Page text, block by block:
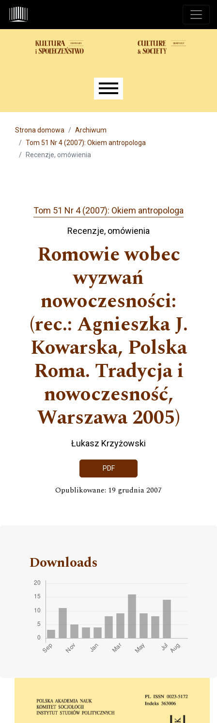
Przejdź do głównego menu
Przejdź do sekcji głównej
Przejdź do stopki
Main menu
Strona domowa
Archiwum
Tom 51 Nr 4 (2007): Okiem antropologa
Recenzje, omówienia
Tom 51 Nr 4 (2007): Okiem antropologa
Recenzje, omówienia
Romowie wobec
wyzwań
nowoczesności:
(rec.: Agnieszka J.
Kowarska, Polska
Roma. Tradycja i
nowoczesność,
Warszawa 2005)
Łukasz Krzyżowski
PDF
Opublikowane: 19 grudnia 2007
Downloads